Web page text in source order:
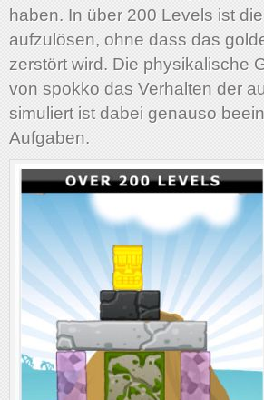
haben. In über 200 Levels ist
aufzulösen, ohne dass das
zerstört wird. Die physikalische
von spokko das Verhalten der
simuliert ist dabei genauso
Aufgaben.